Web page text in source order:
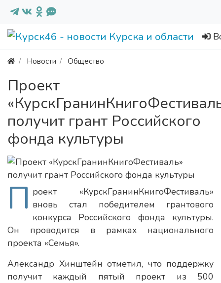
Новости Общество
Проект
получит грант Российского
фонда культуры
П роект «КурскГранинКнигоФестиваль»
вновь стал победителем грантового
конкурса Российского фонда культуры.
Он проводится в рамках национального
проекта «Семья».
Александр Хинштейн отметил, что поддержку
получит каждый пятый проект из 500